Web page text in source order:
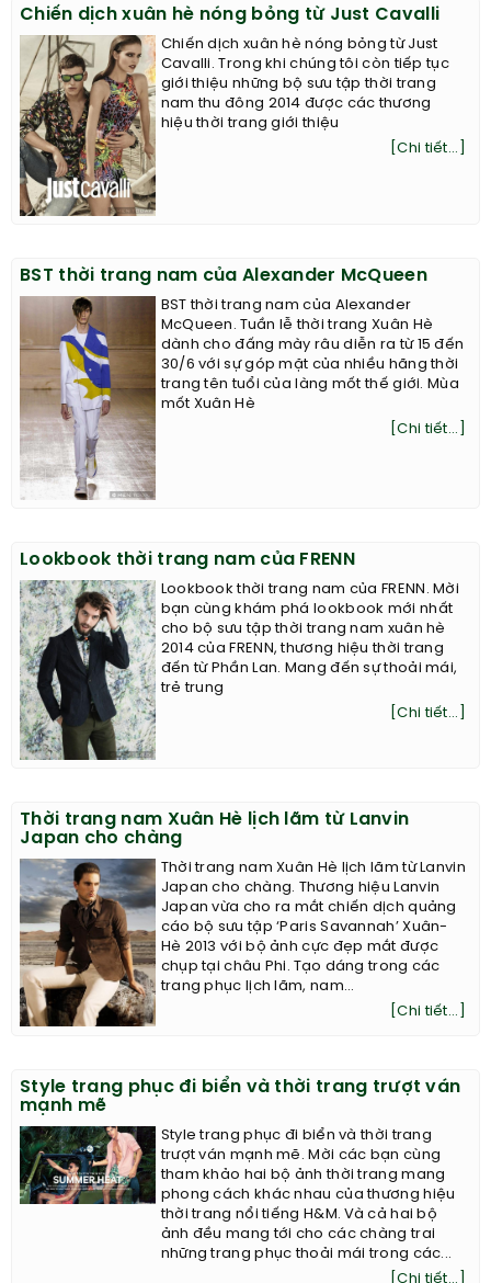
Chiến dịch xuân hè nóng bỏng từ Just Cavalli
Chiến dịch xuân hè nóng bỏng từ Just
Cavalli. Trong khi chúng tôi còn tiếp tục
giới thiệu những bộ sưu tập thời trang
nam thu đông 2014 được các thương
hiệu thời trang giới thiệu
[Chi tiết...]
BST thời trang nam của Alexander McQueen
BST thời trang nam của Alexander
McQueen. Tuần lễ thời trang Xuân Hè
dành cho đấng mày râu diễn ra từ 15 đến
30/6 với sự góp mặt của nhiều hãng thời
trang tên tuổi của làng mốt thế giới. Mùa
mốt Xuân Hè
[Chi tiết...]
Lookbook thời trang nam của FRENN
Lookbook thời trang nam của FRENN. Mời
bạn cùng khám phá lookbook mới nhất
cho bộ sưu tập thời trang nam xuân hè
2014 của FRENN, thương hiệu thời trang
đến từ Phần Lan. Mang đến sự thoải mái,
trẻ trung
[Chi tiết...]
Thời trang nam Xuân Hè lịch lãm từ Lanvin
Japan cho chàng
Thời trang nam Xuân Hè lịch lãm từ Lanvin
Japan cho chàng. Thương hiệu Lanvin
Japan vừa cho ra mắt chiến dịch quảng
cáo bộ sưu tập ‘Paris Savannah’ Xuân-
Hè 2013 với bộ ảnh cực đẹp mắt được
chụp tại châu Phi. Tạo dáng trong các
trang phục lịch lãm, nam...
[Chi tiết...]
Style trang phục đi biển và thời trang trượt ván
mạnh mẽ
Style trang phục đi biển và thời trang
trượt ván mạnh mẽ. Mời các bạn cùng
tham khảo hai bộ ảnh thời trang mang
phong cách khác nhau của thương hiệu
thời trang nổi tiếng H&M. Và cả hai bộ
ảnh đều mang tới cho các chàng trai
những trang phục thoải mái trong các...
[Chi tiết...]